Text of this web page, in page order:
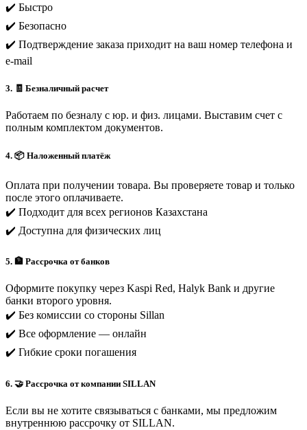
✔️ Быстро
✔️ Безопасно
✔️ Подтверждение заказа приходит на ваш номер телефона и
e-mail
3. 🧾 Безналичный расчет
Работаем по безналу с юр. и физ. лицами. Выставим счет с
полным комплектом документов.
4. 📦 Наложенный платёж
Оплата при получении товара. Вы проверяете товар и только
после этого оплачиваете.
✔️ Подходит для всех регионов Казахстана
✔️ Доступна для физических лиц
5. 🏦 Рассрочка от банков
Оформите покупку через Kaspi Red, Halyk Bank и другие
банки второго уровня.
✔️ Без комиссии со стороны Sillan
✔️ Все оформление — онлайн
✔️ Гибкие сроки погашения
6. 🤝 Рассрочка от компании SILLAN
Если вы не хотите связываться с банками, мы предложим
внутреннюю рассрочку от SILLAN.